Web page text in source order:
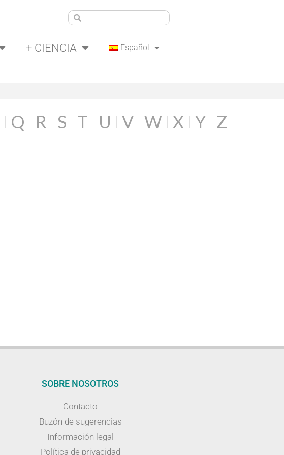
+ CIENCIA Español
Q R S T U V W X Y Z
SOBRE NOSOTROS
Contacto
Buzón de sugerencias
Información legal
Política de privacidad